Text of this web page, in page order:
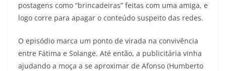
postagens como “brincadeiras” feitas com uma amiga, e
logo corre para apagar o conteúdo suspeito das redes.
O episódio marca um ponto de virada na convivência
entre Fátima e Solange. Até então, a publicitária vinha
ajudando a moça a se aproximar de Afonso (Humberto